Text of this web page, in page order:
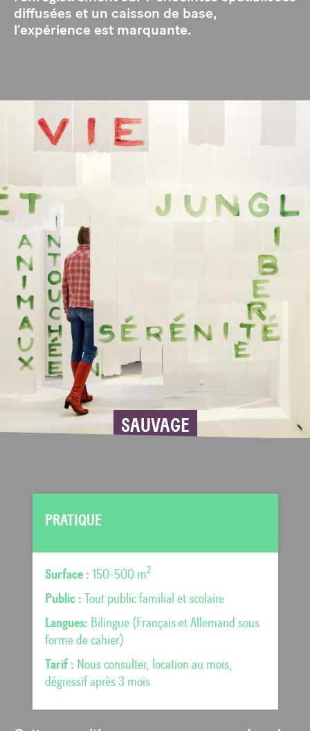
diffusées et un caisson de base,
l’expérience est marquante.
SAUVAGE
PRATIQUE
Surface : 150-500 m2
Public : Tout public familial et scolaire
Langues: Bilingue (Français et Allemand sous
forme de cahier)
Tarif : Nous consulter, location au mois,
dégressif après 3 mois